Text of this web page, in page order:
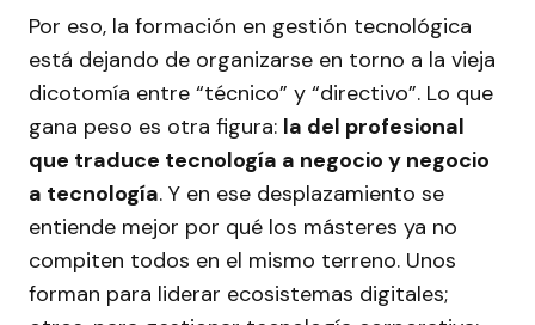
Por eso, la formación en gestión tecnológica
está dejando de organizarse en torno a la vieja
dicotomía entre “técnico” y “directivo”. Lo que
gana peso es otra figura: la del profesional
que traduce tecnología a negocio y negocio
a tecnología. Y en ese desplazamiento se
entiende mejor por qué los másteres ya no
compiten todos en el mismo terreno. Unos
forman para liderar ecosistemas digitales;